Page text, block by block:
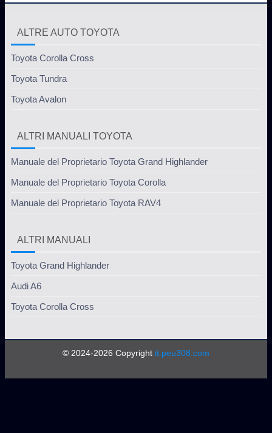
ALTRE AUTO TOYOTA
Toyota Corolla Cross
Toyota Tundra
Toyota Avalon
ALTRI MANUALI TOYOTA
Manuale del Proprietario Toyota Grand Highlander
Manuale del Proprietario Toyota Corolla
Manuale del Proprietario Toyota RAV4
ALTRI MANUALI
Toyota Grand Highlander
Audi A6
Toyota Corolla Cross
© 2024-2026 Copyright it.peu308.com